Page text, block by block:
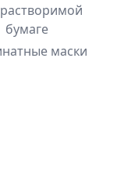
бумаге
маски